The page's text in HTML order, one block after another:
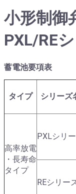
小形制御
PXL/RE
蓄電池要項表
タイプ シリーズ
高率放電
・長寿命
タイプ
PXLシリ
REシリー